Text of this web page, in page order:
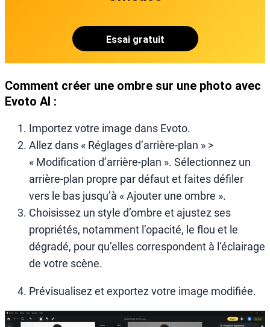
Essai gratuit
Comment créer une ombre sur une photo avec
Evoto AI :
Importez votre image dans Evoto.
Allez dans « Réglages d’arrière-plan » >
« Modification d’arrière-plan ». Sélectionnez un
arrière-plan propre par défaut et faites défiler
vers le bas jusqu’à « Ajouter une ombre ».
Choisissez un style d’ombre et ajustez ses
propriétés, notamment l’opacité, le flou et le
dégradé, pour qu’elles correspondent à l’éclairage
de votre scène.
Prévisualisez et exportez votre image modifiée.